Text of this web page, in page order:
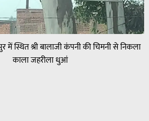
में स्थित श्री बालाजी कंपनी की चिमनी से निकला
काला जहरीला धुआं